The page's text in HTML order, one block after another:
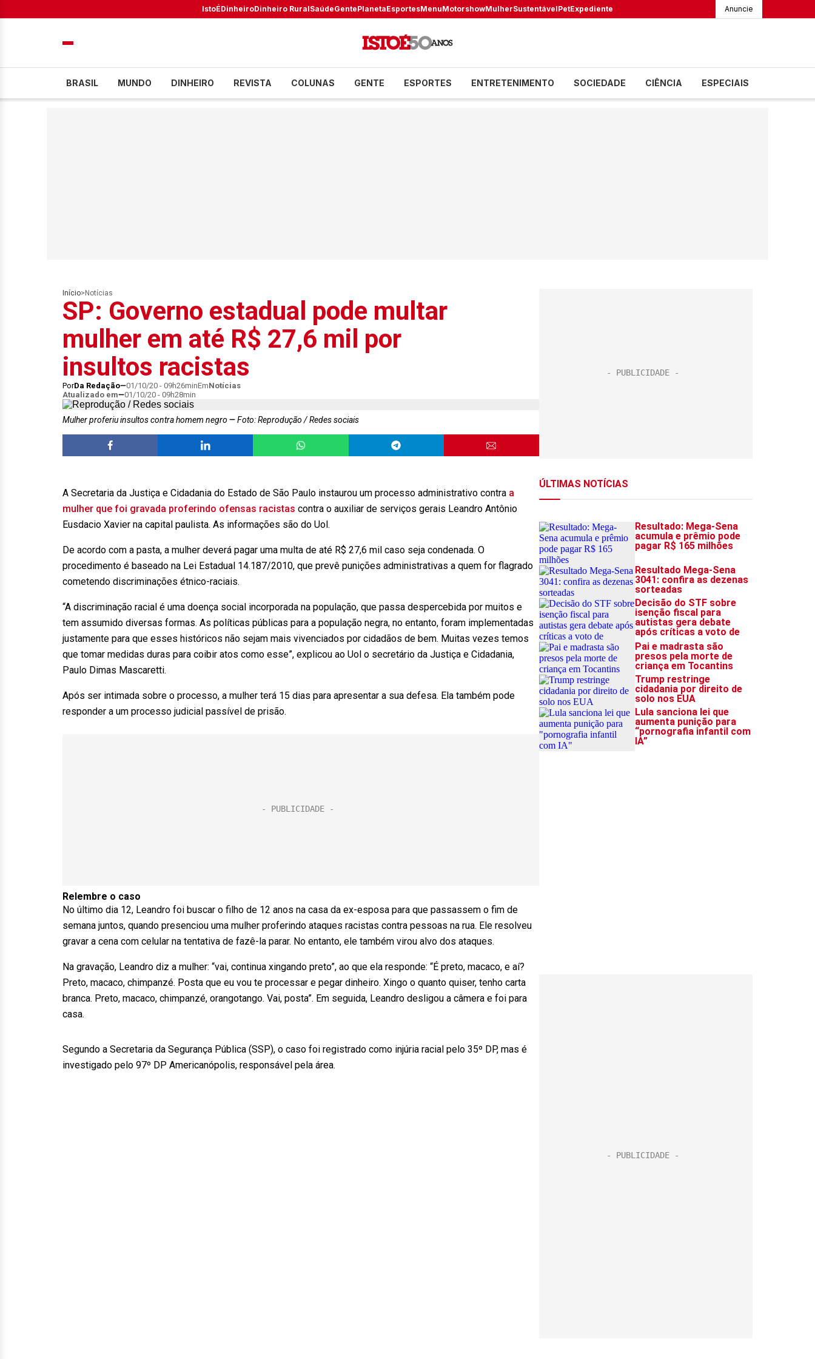
IstoÉDinheiroDinheiro RuralSaúdeGentePlanetaEsportesMenuMotorshowMulherSustentávelPetExpediente Anuncie
BRASIL MUNDO DINHEIRO REVISTA COLUNAS GENTE ESPORTES ENTRETENIMENTO SOCIEDADE CIÊNCIA ESPECIAIS
Início> Notícias
SP: Governo estadual pode multar
mulher em até R$ 27,6 mil por
insultos racistas
PorDa Redação 01/10/20 - 09h26minEmNotícias
Atualizado em
01/10/20 - 09h28min
Mulher proferiu insultos contra homem negro Foto: Reprodução / Redes sociais
A Secretaria da Justiça e Cidadania do Estado de São Paulo instaurou um processo administrativo contra a
mulher que foi gravada proferindo ofensas racistas contra o auxiliar de serviços gerais Leandro Antônio
Eusdacio Xavier na capital paulista. As informações são do Uol.
De acordo com a pasta, a mulher deverá pagar uma multa de até R$ 27,6 mil caso seja condenada. O
procedimento é baseado na Lei Estadual 14.187/2010, que prevê punições administrativas a quem for flagrado
cometendo discriminações étnico-raciais.
“A discriminação racial é uma doença social incorporada na população, que passa despercebida por muitos e
tem assumido diversas formas. As políticas públicas para a população negra, no entanto, foram implementadas
justamente para que esses históricos não sejam mais vivenciados por cidadãos de bem. Muitas vezes temos
que tomar medidas duras para coibir atos como esse”, explicou ao Uol o secretário da Justiça e Cidadania,
Paulo Dimas Mascaretti.
Após ser intimada sobre o processo, a mulher terá 15 dias para apresentar a sua defesa. Ela também pode
responder a um processo judicial passível de prisão.
Relembre o caso
No último dia 12, Leandro foi buscar o filho de 12 anos na casa da ex-esposa para que passassem o fim de
semana juntos, quando presenciou uma mulher proferindo ataques racistas contra pessoas na rua. Ele resolveu
gravar a cena com celular na tentativa de fazê-la parar. No entanto, ele também virou alvo dos ataques.
Na gravação, Leandro diz a mulher: “vai, continua xingando preto”, ao que ela responde: “É preto, macaco, e aí?
Preto, macaco, chimpanzé. Posta que eu vou te processar e pegar dinheiro. Xingo o quanto quiser, tenho carta
branca. Preto, macaco, chimpanzé, orangotango. Vai, posta”. Em seguida, Leandro desligou a câmera e foi para
casa.
Segundo a Secretaria da Segurança Pública (SSP), o caso foi registrado como injúria racial pelo 35º DP, mas é
investigado pelo 97º DP Americanópolis, responsável pela área.